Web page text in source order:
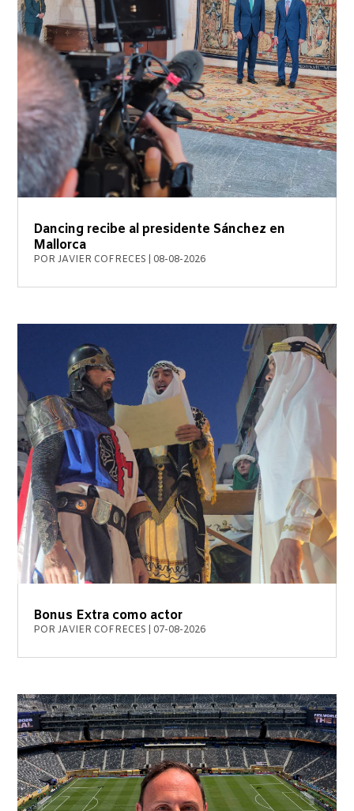
Dancing recibe al presidente Sánchez en
Mallorca
PORJAVIER COFRECES 08-08-2026
Bonus Extra como actor
PORJAVIER COFRECES 07-08-2026